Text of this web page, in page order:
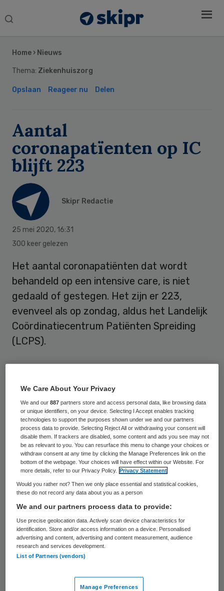
Search
Home › Nieuws
Thema: Ziekenhuiszorg
Opslaan Reageer nu Delen
Aantal
coronapatïenten op IC
blijft 223
Skipr Redactie
25 mei 2020, 16:31
300 keer gelezen
Het aantal coronapatiënten dat wordt
behandeld op een intensive care, is niet
gedaald of gestegen. Het zijn er 223,
evenveel als op zondag, aldus het Landelijk
Coördinatiecentrum Patiënten Spreiding
(LCPS).
coronapatiënten op ic’s in Nederland. Een
persoon wordt in Duitsland behandeld.
Verpleegafdelingen van ziekenhuizen
behandelen 756 coronapatiënten, 26 meer
dan op zondag.
‘Minder dan gebruikelijk’
Op de intensivecareafdelingen liggen 493
patiënten met andere aandoeningen dan
het coronavirus. Dat betekent dat de
Nederlandse ic’s in totaal 715 mensen
Alle ic-afdelingen gebruiken hooguit 85
Sidebar
We Care About Your Privacy
We and our887 partners store and access personal data, like browsing data
or unique identifiers, on your device. Selecting I Accept enables tracking
technologies to support the purposes shown under we and our partners
process data to provide. Selecting Reject All or withdrawing your consent will
disable them. If trackers are disabled, some content and ads you see may not
be as relevant to you. You can resurface this menu to change your choices or
withdraw consent at any time by clicking the Manage Preferences link on the
bottom of the webpage. Your choices will have effect within our Website. For
more details, refer to our Privacy Policy.
Privacy Statement
Would you rather not? Then we only place essential and statistical cookies,
these do not record any data about you as a person
We and our partners process data to provide:
Use precise geolocation data. Actively scan device characteristics for
identification. Store and/or access information on a device. Personalised
advertising and content, advertising and content measurement, audience
research and services development.
List of Partners (vendors)
Manage Preferences